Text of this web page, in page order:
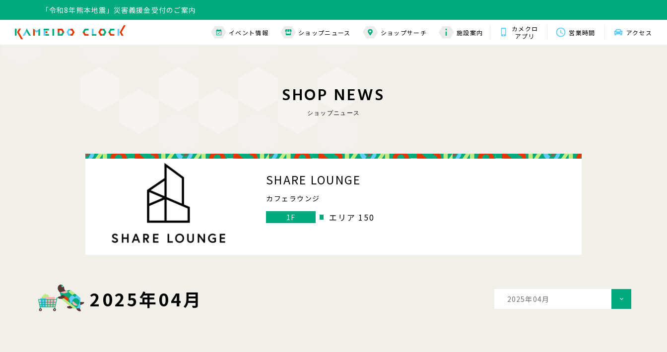
「令和8年熊本地震」災害義援金受付のご案内
イベント情報 ショップニュース ショップサーチ 施設案内
カメクロ
アプリ
営業時間 アクセス
SHOP NEWS
ショップニュース
SHARE LOUNGE
カフェラウンジ
1F
エリア 150
2025年04月
2025年04月